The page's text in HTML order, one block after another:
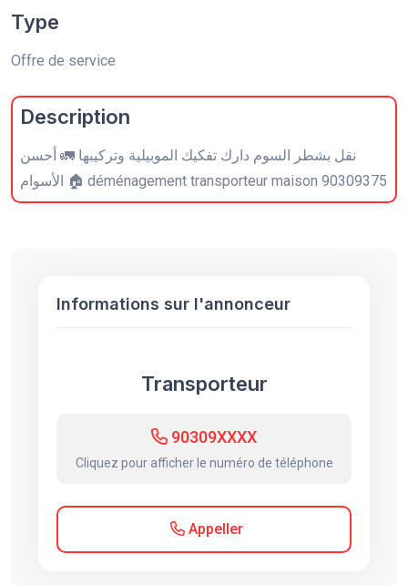
Type
Offre de service
Description
نقل بشطر السوم دارك تفكيك الموبيلية وتركيبها 🚛 أحسن
الأسوام 🏠 déménagement transporteur maison 90309375
Informations sur l'annonceur
Transporteur
90309XXXX
Cliquez pour afficher le numéro de téléphone
Appeller